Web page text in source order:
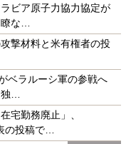
ビア原子力協力協定が
な…
撃材料と米有権者の投
ベラルーシ軍の参戦へ
…
宅勤務廃止」、
の投稿で…